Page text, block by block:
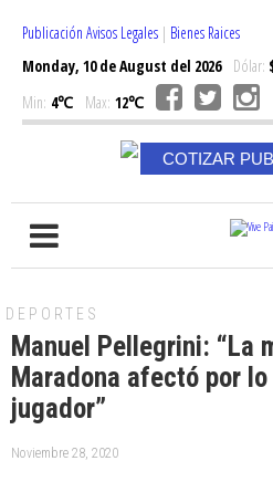
Publicación Avisos Legales | Bienes Raices
Monday, 10 de August del 2026Dólar:
Min: 4℃ Max: 12℃
COTIZAR
DEPORTES
Manuel Pellegrini: “La
Maradona afectó por
jugador”
Noviembre 28, 2020